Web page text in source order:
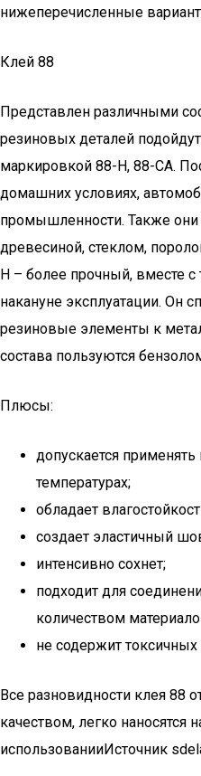
нижеперечисленные
Клей 88
Представлен различными
резиновых деталей
маркировкой 88-Н, 88-СА.
домашних условиях,
промышленности. Также они
древесиной, стеклом,
Н – более прочный, вместе
накануне эксплуатации. Он
резиновые элементы к
состава пользуются
Плюсы:
допускается применять
температурах;
обладает
создает эластичный
интенсивно сохнет;
подходит для
количеством
не содержит токсичных
Все разновидности клея 88
качеством, легко наносятся
использованииИсточник